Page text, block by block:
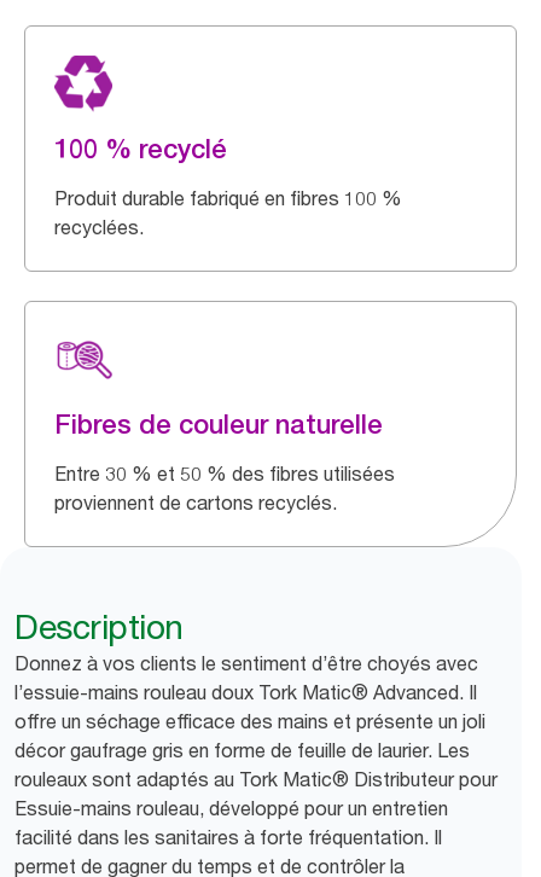
100 % recyclé
Produit durable fabriqué en fibres 100 %
recyclées.
Fibres de couleur naturelle
Entre 30 % et 50 % des fibres utilisées
proviennent de cartons recyclés.
Description
Donnez à vos clients le sentiment d’être choyés avec
l’essuie-mains rouleau doux Tork Matic® Advanced. Il
offre un séchage efficace des mains et présente un joli
décor gaufrage gris en forme de feuille de laurier. Les
rouleaux sont adaptés au Tork Matic® Distributeur pour
Essuie-mains rouleau, développé pour un entretien
facilité dans les sanitaires à forte fréquentation. Il
permet de gagner du temps et de contrôler la